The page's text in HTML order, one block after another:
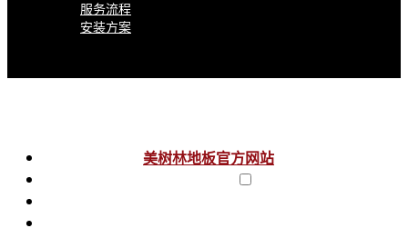
服务流程
安装方案
美树林地板官方网站